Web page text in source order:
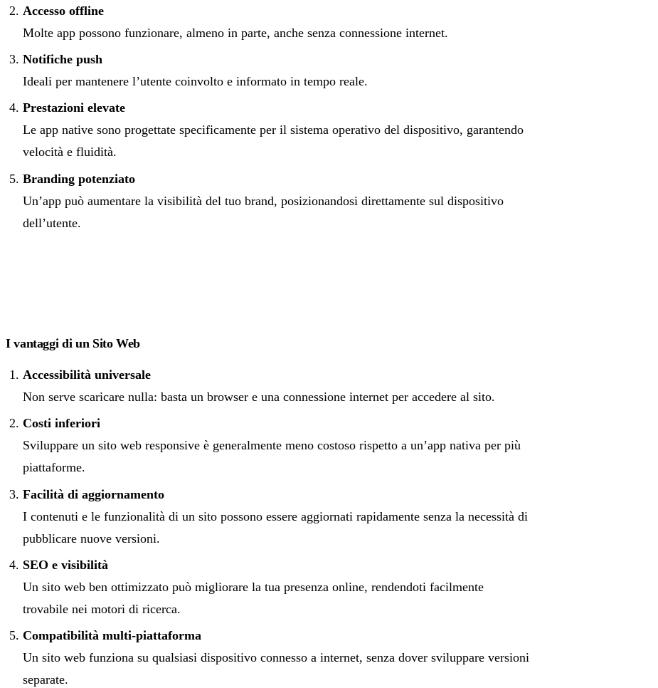
Accesso offline
Molte app possono funzionare, almeno in parte, anche senza connessione internet.
Notifiche push
Ideali per mantenere l’utente coinvolto e informato in tempo reale.
Prestazioni elevate
Le app native sono progettate specificamente per il sistema operativo del dispositivo, garantendo
velocità e fluidità.
Branding potenziato
Un’app può aumentare la visibilità del tuo brand, posizionandosi direttamente sul dispositivo
dell’utente.
I vantaggi di un Sito Web
Accessibilità universale
Non serve scaricare nulla: basta un browser e una connessione internet per accedere al sito.
Costi inferiori
Sviluppare un sito web responsive è generalmente meno costoso rispetto a un’app nativa per più
piattaforme.
Facilità di aggiornamento
I contenuti e le funzionalità di un sito possono essere aggiornati rapidamente senza la necessità di
pubblicare nuove versioni.
SEO e visibilità
Un sito web ben ottimizzato può migliorare la tua presenza online, rendendoti facilmente
trovabile nei motori di ricerca.
Compatibilità multi-piattaforma
Un sito web funziona su qualsiasi dispositivo connesso a internet, senza dover sviluppare versioni
separate.